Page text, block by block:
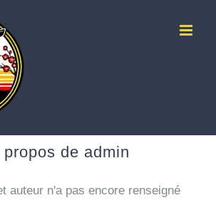
propos de admin
auteur n'a pas encore renseigné